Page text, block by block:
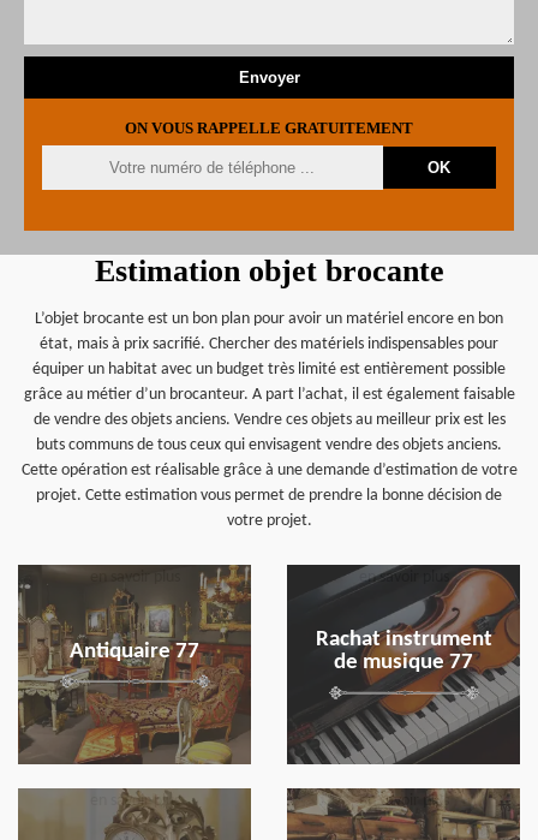
ON VOUS RAPPELLE GRATUITEMENT
Estimation objet brocante
L’objet brocante est un bon plan pour avoir un matériel encore en bon
état, mais à prix sacrifié. Chercher des matériels indispensables pour
équiper un habitat avec un budget très limité est entièrement possible
grâce au métier d’un brocanteur. A part l’achat, il est également faisable
de vendre des objets anciens. Vendre ces objets au meilleur prix est les
buts communs de tous ceux qui envisagent vendre des objets anciens.
Cette opération est réalisable grâce à une demande d’estimation de votre
projet. Cette estimation vous permet de prendre la bonne décision de
votre projet.
Antiquaire 77
en savoir plus
Rachat instrument
de musique 77
en savoir plus
en savoir plus en savoir plus